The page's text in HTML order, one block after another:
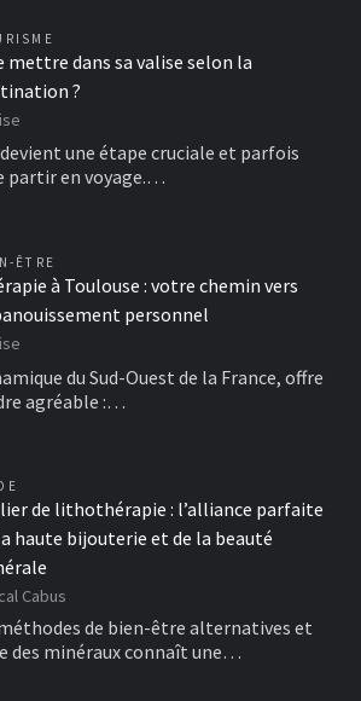
mettre dans sa valise selon la
?
une étape cruciale et parfois
partir en voyage.…
ÊTRE
à Toulouse : votre chemin vers
personnel
du Sud-Ouest de la France, offre
agréable :…
de lithothérapie : l’alliance parfaite
haute bijouterie et de la beauté
Cabus
de bien-être alternatives et
des minéraux connaît une…